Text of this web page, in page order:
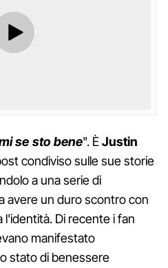
se sto bene". ÈJustin
condiviso sulle sue storie
a una serie di
avere un duro scontro con
l'identità. Di recente i fan
manifestato
stato di benessere